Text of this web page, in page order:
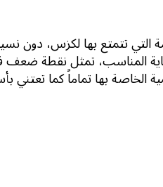
التي تتمتع بها لكزس، دون
المناسب، تمثل نقطة
الخاصة بها تماماً كما تعتني